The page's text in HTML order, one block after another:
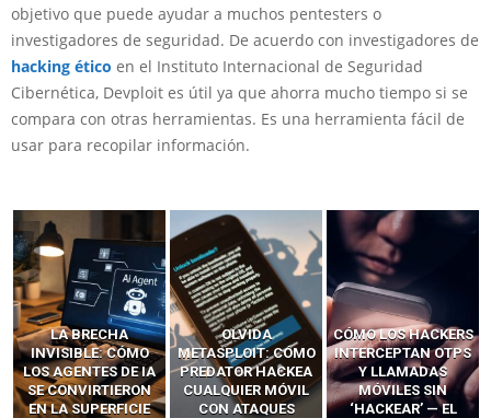
objetivo que puede ayudar a muchos pentesters o
investigadores de seguridad. De acuerdo con investigadores de
hacking ético en el Instituto Internacional de Seguridad
Cibernética, Devploit es útil ya que ahorra mucho tiempo si se
compara con otras herramientas. Es una herramienta fácil de
usar para recopilar información.
LA BRECHA
INVISIBLE: CÓMO
LOS AGENTES DE IA
SE CONVIRTIERON
EN LA SUPERFICIE
OLVIDA
METASPLOIT: CÓMO
PREDATOR HACKEA
CUALQUIER MÓVIL
CON ATAQUES
CÓMO LOS HACKERS
INTERCEPTAN OTPS
Y LLAMADAS
MÓVILES SIN
‘HACKEAR’ — EL